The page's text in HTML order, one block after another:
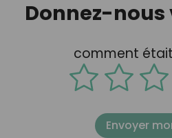
Donnez-nous
comment
Envoyer